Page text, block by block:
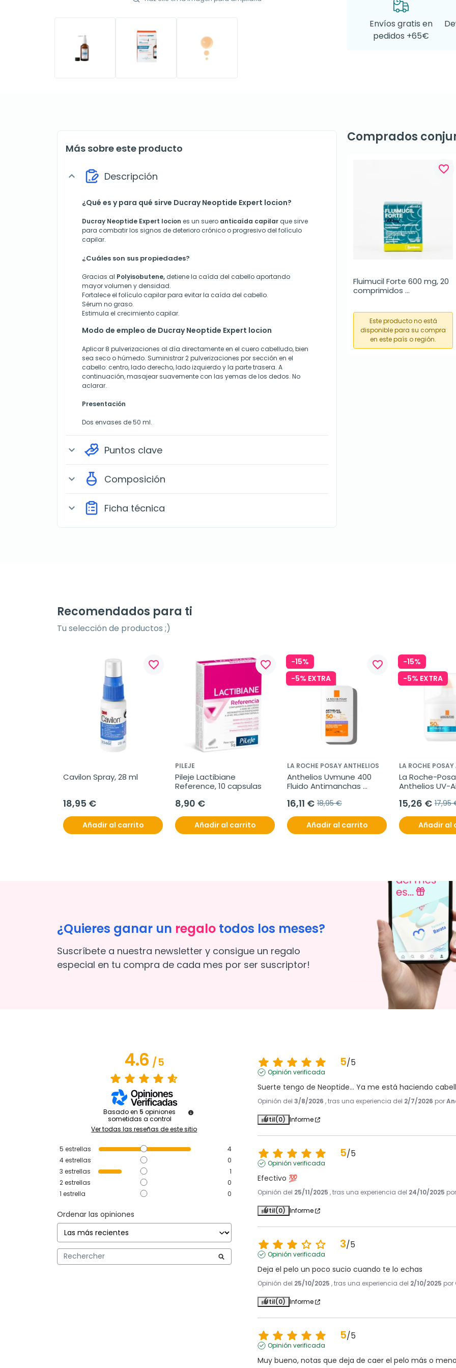
Envíos gratis en
pedidos +65€
Más sobre este producto
expand_more Descripción
¿Qué es y para qué sirve Ducray Neoptide Expert locion?
Ducray Neoptide Expert locion es un suero anticaída capilar que sirve
para combatir los signos de deterioro crónico o progresivo del folículo
capilar.
¿Cuáles son sus propiedades?
Gracias al Polyisobutene, detiene la caída del cabello aportando
mayor volumen y densidad.
Fortalece el folículo capilar para evitar la caída del cabello.
Sérum no graso.
Estimula el crecimiento capilar.
Modo de empleo de Ducray Neoptide Expert locion
Aplicar 8 pulverizaciones al día directamente en el cuero cabelludo, bien
sea seco o húmedo. Suministrar 2 pulverizaciones por sección en el
cabello: centro, lado derecho, lado izquierdo y la parte trasera. A
continuación, masajear suavemente con las yemas de los dedos. No
aclarar.
Presentación
Dos envases de 50 ml.
expand_more Puntos clave
expand_more Composición
expand_more Ficha técnica
Comprados
favorite_border
Fluimucil Forte 600 mg, 20
comprimidos
Este producto no está
disponible para su compra
en este país o región.
Recomendados para ti
Tu selección de productos ;)
favorite_border
Cavilon Spray, 28 ml
18,95 €
Añadir al carrito
favorite_border
PILEJE
Pileje Lactibiane
Reference, 10 capsulas
8,90 €
Añadir al carrito
-15%
-5% EXTRA
favorite_border
LA ROCHE POSAY ANTHELIOS
Anthelios Uvmune 400
Fluido Antimanchas
16,11 € 18,95 €
Añadir al carrito
-15%
-5% EXTRA
LA ROCHE
La Roche-
Anthelios UV-
15,26 € 17,95
Añadir al
¿Quieres ganar un regalo todos los meses?
Suscríbete a nuestra newsletter y consigue un regalo
especial en tu compra de cada mes por ser suscriptor!
4.6/5
Basado en 5 opiniones
sometidas a control
Ver todas las reseñas de este sitio
5 estrellas
4
4estrellas
0
3 estrellas
1
2estrellas
0
1 estrella 0
Ordenar las opiniones
5/5
Opinión verificada
Suerte tengo de Neoptide... Ya me está haciendo
Opinión del3/8/2026 , tras una experiencia del 2/7/2026 por
Útil(0) Informe
5/5
Opinión verificada
Efectivo 💯
Opinión del 25/11/2025 , tras una experiencia del 24/10/2025
Útil(0) Informe
3/5
Opinión verificada
Deja el pelo un poco sucio cuando te lo echas
Opinión del 25/10/2025 , tras una experiencia del 2/10/2025 por
Útil(0) Informe
5/5
Opinión verificada
Muy bueno, notas que deja de caer el pelo más o